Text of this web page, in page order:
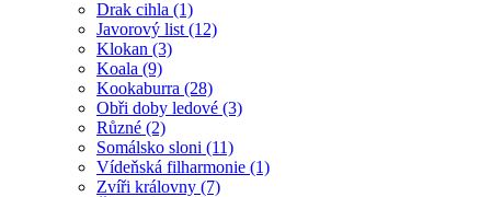
Drak cihla (1)
Javorový list (12)
Klokan (3)
Koala (9)
Kookaburra (28)
Obři doby ledové (3)
Různé (2)
Somálsko sloni (11)
Vídeňská filharmonie (1)
Zvíři královny (7)